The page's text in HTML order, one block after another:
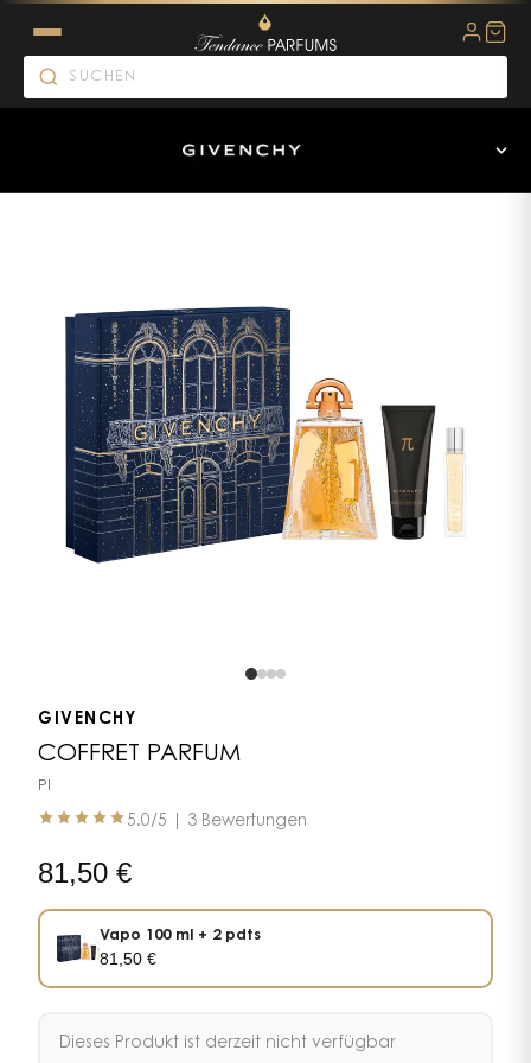
GIVENCHY
COFFRET PARFUM
PI
5.0/5 | 3 Bewertungen
81,50 €
Vapo 100 ml + 2 pdts
81,50€
Dieses Produkt ist derzeit nicht verfügbar